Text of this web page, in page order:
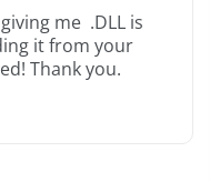
me .DLL is
it from your
Thank you.